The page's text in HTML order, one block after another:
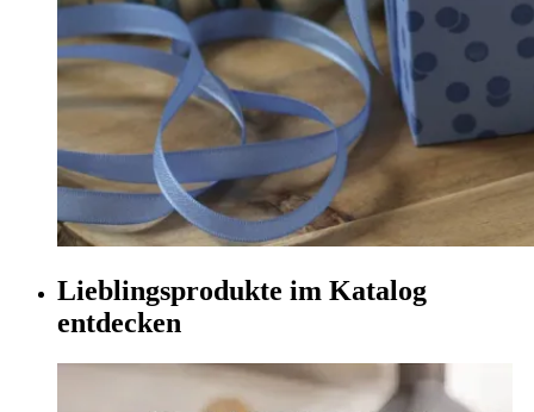
Lieblingsprodukte im Katalog
entdecken